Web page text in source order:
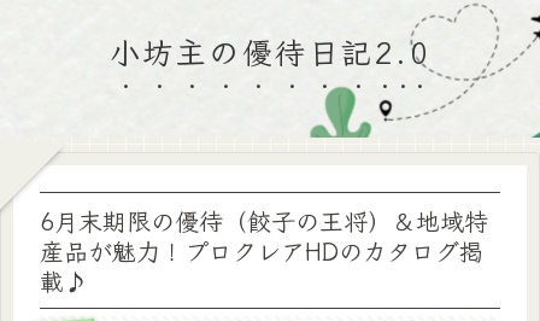
小坊主の優待日記2.0
6月末期限の優待（餃子の王将）＆地域特
産品が魅力！プロクレアHDのカタログ掲
載♪